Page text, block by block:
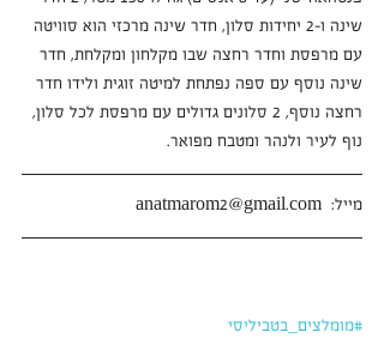
שינה ו-2 יחידות סלון, חדר שינה מרכזי הוא סוויטה
עם מרפסת וחדר רחצה שבו מקלחון ומקלחת, חדר
שינה נוסף עם ספה נפתחת למיטה זוגית ולידו חדר
רחצה נוסף, 2 סלונים גדולים עם מרפסת לכל סלון,
נוף לעיר ולנהר ומטבח מפואר.
מייל:  anatmarom2@gmail.com
#מומלצים_בטביליסי